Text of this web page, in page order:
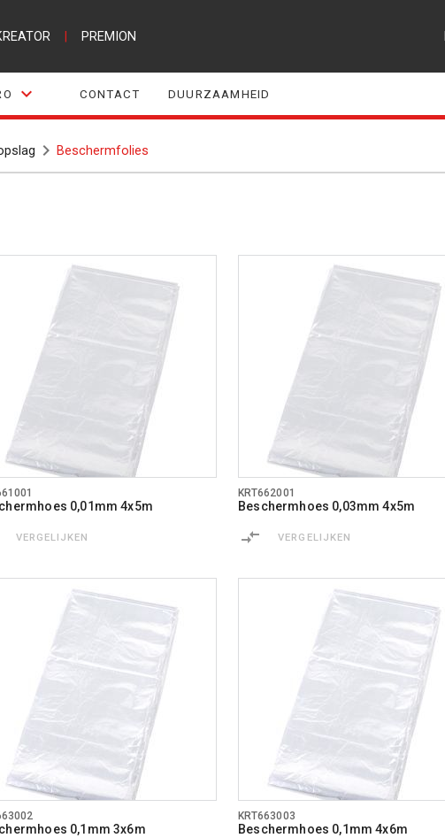
PREMION
CONTACT DUURZAAMHEID
Beschermfolies
0,01mm 4x5m
VERGELIJKEN
KRT662001
Beschermhoes 0,03mm 4x5m
VERGELIJKEN
0,1mm 3x6m
KRT663003
Beschermhoes 0,1mm 4x6m